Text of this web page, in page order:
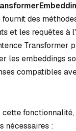
des
et les requêtes à
Transformer
les embeddings
compatibles
nécessaires :